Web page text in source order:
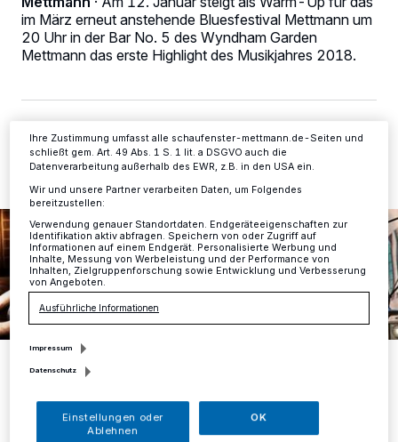
im März erneut anstehende Bluesfestival Mettmann um
20 Uhr in der Bar No. 5 des Wyndham Garden
Mettmann das erste Highlight des Musikjahres 2018.
Foto: Veranstalter
verarbeiten Daten, um Ihnen Dienste bereitzustellen“ aufgeführten
Zwecke. Wenn Tracker deaktiviert sind, sind manche Inhalte und
Anzeigen möglicherweise nicht mehr so relevant für Sie. Sie können
dieses Menü jederzeit wieder aufrufen, um Ihre Einstellungen zu
Ihre Einstellungen gelten innerhalb unseres Website. Weitere
Ihre Zustimmung umfasst alle schaufenster-mettmann.de-Seiten und
schließt gem. Art. 49 Abs. 1 S. 1 lit. a DSGVO auch die
Datenverarbeitung außerhalb des EWR, z.B. in den USA ein.
Wir und unsere Partner verarbeiten Daten, um Folgendes
bereitzustellen:
Verwendung genauer Standortdaten. Endgeräteeigenschaften zur
Identifikation aktiv abfragen. Speichern von oder Zugriff auf
Informationen auf einem Endgerät. Personalisierte Werbung und
Inhalte, Messung von Werbeleistung und der Performance von
Inhalten, Zielgruppenforschung sowie Entwicklung und Verbesserung
von Angeboten.
Ausführliche Informationen
Impressum
Datenschutz
Einstellungen oder
Ablehnen
OK